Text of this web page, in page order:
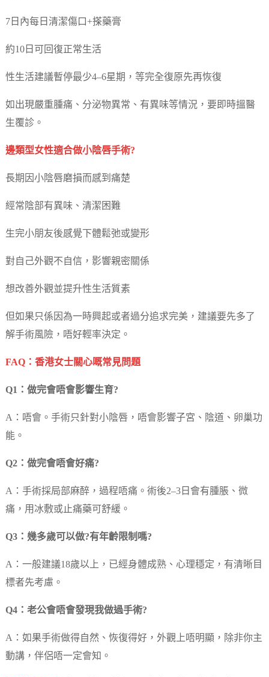
7日內每日清潔傷口+搽藥膏
約10日可回復正常生活
性生活建議暫停最少4–6星期，等完全復原先再恢復
如出現嚴重腫痛、分泌物異常、有異味等情況，要即時搵醫
生覆診。
邊類型女性適合做小陰唇手術?
長期因小陰唇磨損而感到痛楚
經常陰部有異味、清潔困難
生完小朋友後感覺下體鬆弛或變形
對自己外觀不自信，影響親密關係
想改善外觀並提升性生活質素
但如果只係因為一時興起或者過分追求完美，建議要先多了
解手術風險，唔好輕率決定。
FAQ：香港女士關心嘅常見問題
Q1：做完會唔會影響生育?
A：唔會。手術只針對小陰唇，唔會影響子宮、陰道、卵巢功
能。
Q2：做完會唔會好痛?
A：手術採局部麻醉，過程唔痛。術後2–3日會有腫脹、微
痛，用冰敷或止痛藥可舒緩。
Q3：幾多歲可以做?有年齡限制嗎?
A：一般建議18歲以上，已經身體成熟、心理穩定，有清晰目
標者先考慮。
Q4：老公會唔會發現我做過手術?
A：如果手術做得自然、恢復得好，外觀上唔明顯，除非你主
動講，伴侶唔一定會知。